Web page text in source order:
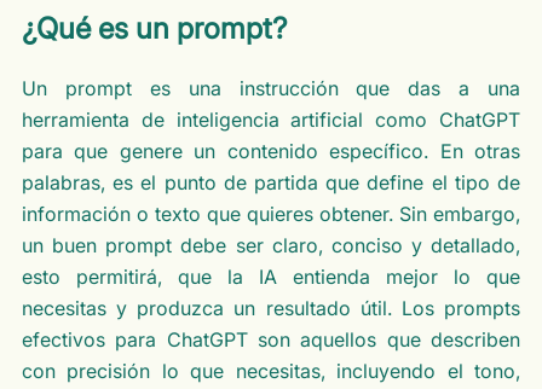
¿Qué es un prompt?
Un prompt es una instrucción que das a una
herramienta de inteligencia artificial como ChatGPT
para que genere un contenido específico. En otras
palabras, es el punto de partida que define el tipo de
información o texto que quieres obtener. Sin embargo,
un buen prompt debe ser claro, conciso y detallado,
esto permitirá, que la IA entienda mejor lo que
necesitas y produzca un resultado útil. Los prompts
efectivos para ChatGPT son aquellos que describen
con precisión lo que necesitas, incluyendo el tono,